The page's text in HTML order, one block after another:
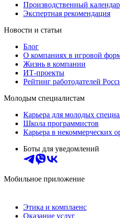
Производственный
Экспертная рекомендация
Новости и статьи
Блог
О компаниях в игровой
Жизнь в компании
ИТ-проекты
Рейтинг работодателей
Молодым специалистам
Карьера для молодых
Школа программистов
Карьера в некоммерческих
Боты для уведомлений
Мобильное приложение
Этика и комплаенс
Оказание услуг